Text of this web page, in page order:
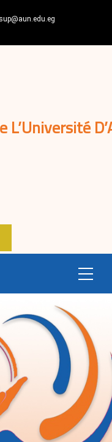
sup@aun.edu.eg
L’Université